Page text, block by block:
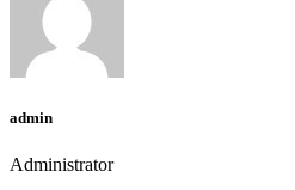
admin
Administrator